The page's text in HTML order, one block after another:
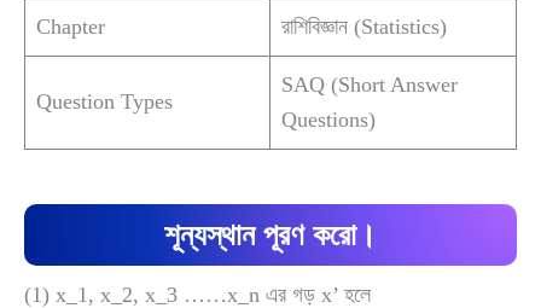
Chapter রাশিবিজ্ঞান (Statistics)
Question Types
SAQ (Short Answer
Questions)
শূন্যস্থান পূরণ করো।
(1) x_1, x_2, x_3 ……x_n এর গড় x’ হলে